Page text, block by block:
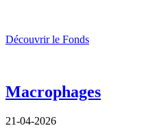
Découvrir le Fonds
Macrophages
21-04-2026